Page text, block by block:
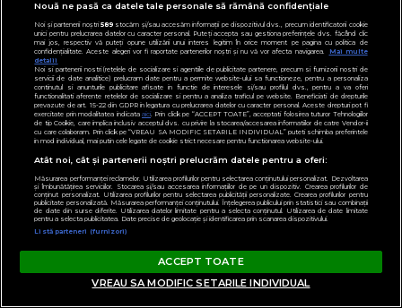
Nouă ne pasă ca datele tale personale să rămână confidențiale
Noi și partenerii noștri589stocăm și/sau accesăm informații pe dispozitivul dvs., precum identificatorii cookie
unici pentru prelucrarea datelor cu caracter personal. Puteți accepta sau gestiona preferințele dvs. făcând clic
mai jos, respectiv vă puteți opune utilizării unui interes legitim în orice moment pe pagina cu politica de
confidențialitate. Aceste alegeri vor fi raportate partenerilor noștri și nu vă vor afecta navigarea.
Mai multe
detalii
Noi si partenerii nostri (retelele de socializare si agentiile de publicitate partenere, precum si furnizorii nostri de
servicii de date analitice) prelucram date pentru a permite website-ului sa functioneze, pentru a personaliza
continutul si anunturile publicitare afisate in functie de interesele si/sau profilul dvs., pentru a va oferi
functionalitati aferente retelelor de socializare si pentru a analiza traficul pe website. Beneficiati de drepturile
prevazute de art. 15-22 din GDPR in legatura cu prelucrarea datelor cu caracter personal. Aceste drepturi pot fi
exercitate prin modalitatea indicataaici. Prin click pe “ACCEPT TOATE”, acceptati folosirea tuturor Tehnologiilor
de tip Cookie, care implica inclusiv acceptul dvs. cu privire la stocarea/accesarea informatiilor de catre Vendor-ii
cu care colaboram. Prin click pe “VREAU SA MODIFIC SETARILE INDIVIDUAL” puteti schimba preferintele
in mod individual, mai putin cele legate de cookie strict necesare pentru functionarea website-ului.
Atât noi, cât și partenerii noștri prelucrăm datele pentru a oferi:
Măsurarea performanței reclamelor. Utilizarea profilurilor pentru selectarea conținutului personalizat. Dezvoltarea
și îmbunătățirea serviciilor. Stocarea și/sau accesarea informațiilor de pe un dispozitiv. Crearea profilurilor de
conținut personalizat. Utilizarea profilurilor pentru selectarea publicității personalizate. Crearea profilurilor pentru
publicitate personalizată. Măsurarea performanței conținutului. Înțelegerea publicului prin statistici sau combinații
de date din surse diferite. Utilizarea datelor limitate pentru a selecta conținutul. Utilizarea de date limitate
pentru a selecta publicitatea. Date precise de geolocație și identificarea prin scanarea dispozitivului.
Listă parteneri (furnizori)
ACCEPT TOATE
VREAU SA MODIFIC SETARILE INDIVIDUAL